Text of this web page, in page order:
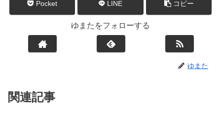
Pocket LINE コピー
ゆまたをフォローする
ゆまた
関連記事